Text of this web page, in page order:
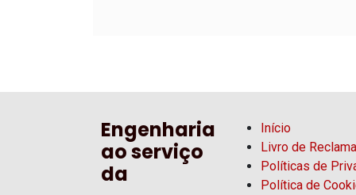
Engenharia
ao serviço
da
Início
Livro de
Políticas de
Política de